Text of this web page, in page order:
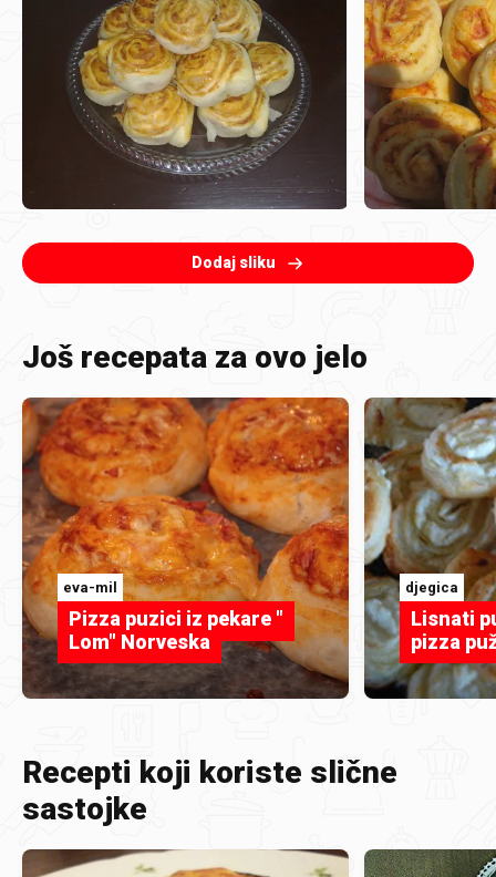
Dodaj sliku
Još recepata za ovo jelo
eva-mil
Pizza puzici iz pekare "
Lom" Norveska
djegica
Lisnati
pizza
Recepti koji koriste slične
sastojke